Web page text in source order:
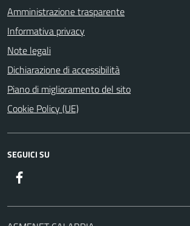
Amministrazione trasparente
Informativa privacy
Note legali
Dichiarazione di accessibilità
Piano di miglioramento del sito
Cookie Policy (UE)
SEGUICI SU